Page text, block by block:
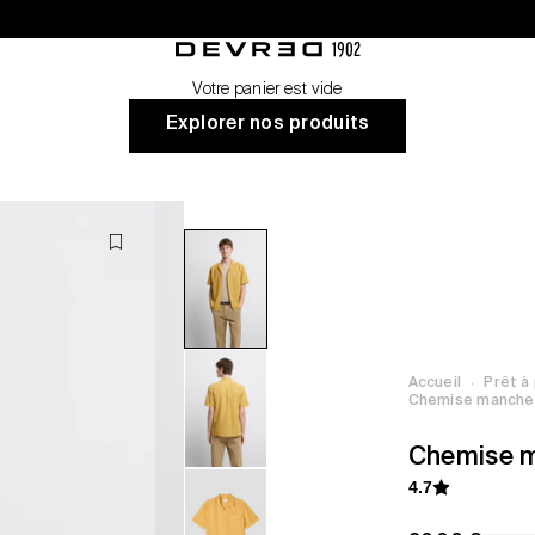
Devred 1902
Votre panier est vide
Explorer nos produits
Accueil · Prêt à
Chemise
Chemise
4.7